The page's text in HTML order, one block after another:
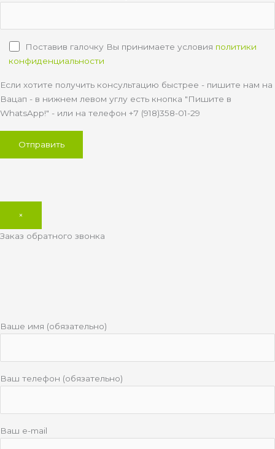
Поставив галочку Вы принимаете условия политики
конфиденциальности
Если хотите получить консультацию быстрее - пишите нам на
Вацап - в нижнем левом углу есть кнопка "Пишите в
WhatsApp!" - или на телефон +7 (918)358-01-29
×
Заказ обратного звонка
Ваше имя (обязательно)
Ваш телефон (обязательно)
Ваш e-mail